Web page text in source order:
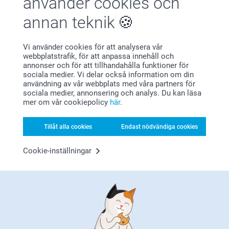
annan teknik
Vi använder cookies för att analysera vår
webbplatstrafik, för att anpassa innehåll och
annonser och för att tillhandahålla funktioner för
sociala medier. Vi delar också information om din
användning av vår webbplats med våra partners för
sociala medier, annonsering och analys. Du kan läsa
mer om vår cookiepolicy här.
Tillåt alla cookies Endast nödvändiga cookies
Cookie-inställningar
Varma hälsningar,
2026-03-05
Hej Eva
Tack så mycket för din recension!
Vad roligt att höra att du är nöjd med både kvaliteten
och färgerna på väggkalendern.
Vi uppskattar verkligen din feedback!
Varma hälsningar
Sture Kenneth Lindborg,
2026-03-02
Tryggt och bra köp !
Visa reaktioner
2026-03-03
13:25
Hej Sture Kenneth,
Stort tack för dina ⭐️⭐️⭐️⭐️⭐️ och omdöme av våra
väggkalendrar med egna bilder.
DrAlwine Berggren,
2026-02-27
Rolig present!